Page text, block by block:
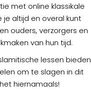
met online klassikale
je altijd en overal kunt
ouders, verzorgers en
van hun tijd.
lessen bieden
om te slagen in dit
hiernamaals!